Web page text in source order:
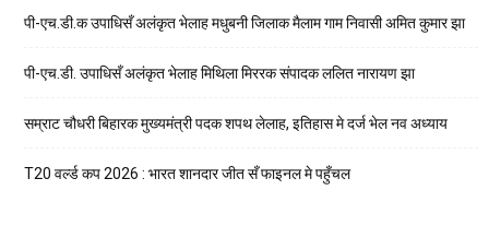
पी-एच.डी.क उपाधिसँ अलंकृत भेलाह मधुबनी जिलाक मैलाम गाम निवासी अमित कुमार झा
पी-एच.डी. उपाधिसँ अलंकृत भेलाह मिथिला मिररक संपादक ललित नारायण झा
सम्राट चौधरी बिहारक मुख्यमंत्री पदक शपथ लेलाह, इतिहास मे दर्ज भेल नव अध्याय
T20 वर्ल्ड कप 2026 : भारत शानदार जीत सँ फाइनल मे पहुँचल